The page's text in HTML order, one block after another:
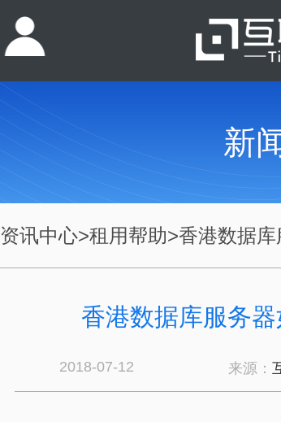
新
资讯中心>租用帮助>香港数据
香港数据库服务
2018-07-12 来源：